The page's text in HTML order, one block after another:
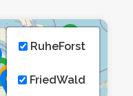
RuheForst
FriedWald